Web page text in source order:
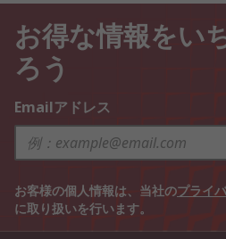
お得な情報をい
ろう
Emailアドレス
お客様の個人情報は、当社のプライ
に取り扱いを行います。